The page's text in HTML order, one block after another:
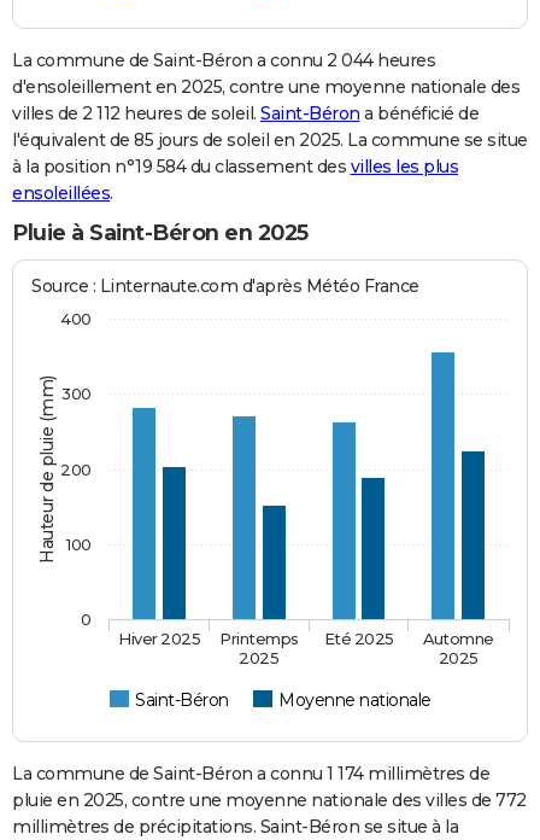
La commune de Saint-Béron a connu 2 044 heures
d'ensoleillement en 2025, contre une moyenne nationale des
villes de 2 112 heures de soleil. Saint-Béron a bénéficié de
l'équivalent de 85 jours de soleil en 2025. La commune se situe
à la position n°19 584 du classement des villes les plus
ensoleillées.
Pluie à Saint-Béron en 2025
Hauteur de pluie (mm)
Source : Linternaute.com d'après Météo France
Saint-Béron Moyenne nationale
Hiver 2025
Printemps
2025
Eté 2025
Automne
2025
0
100
200
300
400
La commune de Saint-Béron a connu 1 174 millimètres de
pluie en 2025, contre une moyenne nationale des villes de 772
millimètres de précipitations. Saint-Béron se situe à la